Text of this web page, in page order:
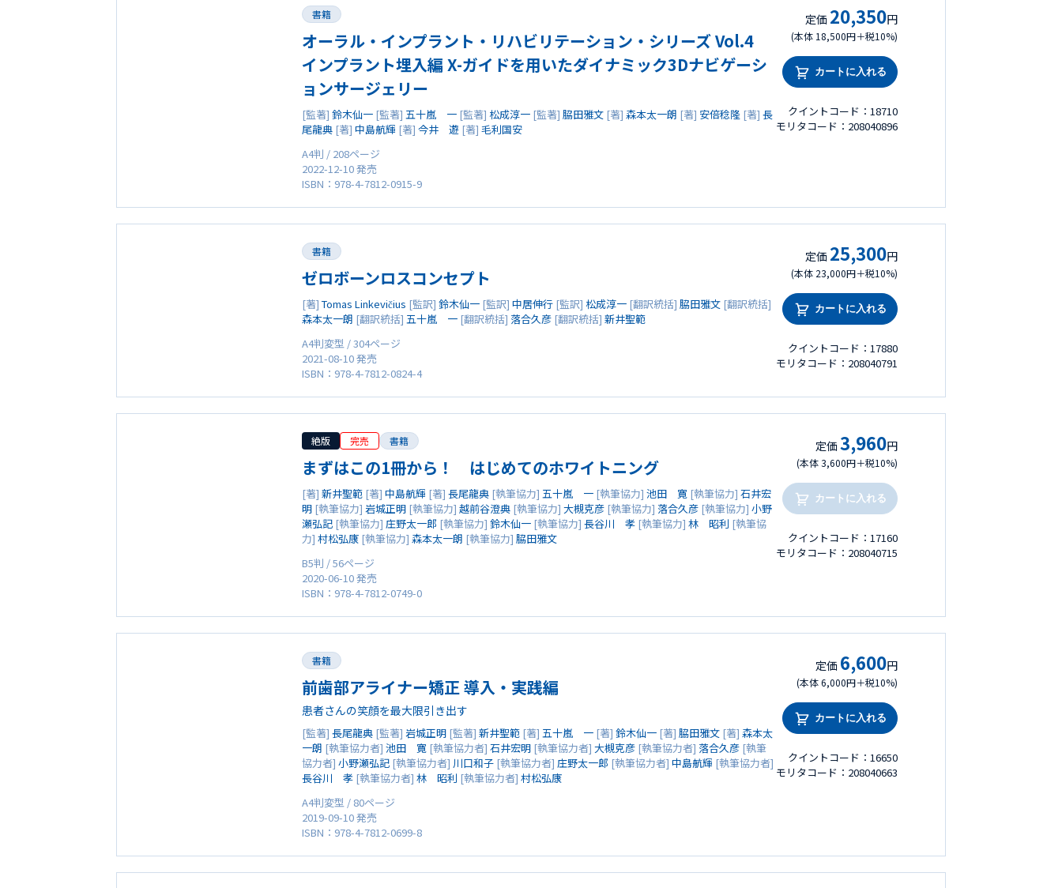
書籍
オーラル・インプラント・リハビリテーション・シリーズ Vol.4
インプラント埋入編 X-ガイドを用いたダイナミック3Dナビゲーシ
ョンサージェリー
[監著] 鈴木仙一 [監著] 五十嵐 一 [監著] 松成淳一 [監著] 脇田雅文 [著] 森本太一朗 [著] 安倍稔隆 [著] 長
尾龍典 [著] 中島航輝 [著] 今井 遊 [著] 毛利国安
A4判 / 208ページ
2022-12-10 発売
ISBN：978-4-7812-0915-9
定価 20,350円
(本体 18,500円＋税10%)
カートに入れる
クイントコード：18710
モリタコード：208040896
書籍
ゼロボーンロスコンセプト
[著] Tomas Linkevičius [監訳] 鈴木仙一 [監訳] 中居伸行 [監訳] 松成淳一 [翻訳統括] 脇田雅文 [翻訳統括]
森本太一朗 [翻訳統括] 五十嵐 一 [翻訳統括] 落合久彦 [翻訳統括] 新井聖範
A4判変型 / 304ページ
2021-08-10 発売
ISBN：978-4-7812-0824-4
定価 25,300円
(本体 23,000円＋税10%)
カートに入れる
クイントコード：17880
モリタコード：208040791
絶版 完売 書籍
まずはこの1冊から！ はじめてのホワイトニング
[著] 新井聖範 [著] 中島航輝 [著] 長尾龍典 [執筆協力] 五十嵐 一 [執筆協力] 池田 寛 [執筆協力] 石井宏
明 [執筆協力] 岩城正明 [執筆協力] 越前谷澄典 [執筆協力] 大槻克彦 [執筆協力] 落合久彦 [執筆協力] 小野
瀬弘記 [執筆協力] 庄野太一郎 [執筆協力] 鈴木仙一 [執筆協力] 長谷川 孝 [執筆協力] 林 昭利 [執筆協
力] 村松弘康 [執筆協力] 森本太一朗 [執筆協力] 脇田雅文
B5判 / 56ページ
2020-06-10 発売
ISBN：978-4-7812-0749-0
定価 3,960円
(本体 3,600円＋税10%)
カートに入れる
クイントコード：17160
モリタコード：208040715
書籍
前歯部アライナー矯正 導入・実践編
患者さんの笑顔を最大限引き出す
[監著] 長尾龍典 [監著] 岩城正明 [監著] 新井聖範 [著] 五十嵐 一 [著] 鈴木仙一 [著] 脇田雅文 [著] 森本太
一朗 [執筆協力者] 池田 寛 [執筆協力者] 石井宏明 [執筆協力者] 大槻克彦 [執筆協力者] 落合久彦 [執筆
協力者] 小野瀬弘記 [執筆協力者] 川口和子 [執筆協力者] 庄野太一郎 [執筆協力者] 中島航輝 [執筆協力者]
長谷川 孝 [執筆協力者] 林 昭利 [執筆協力者] 村松弘康
A4判変型 / 80ページ
2019-09-10 発売
ISBN：978-4-7812-0699-8
定価 6,600円
(本体 6,000円＋税10%)
カートに入れる
クイントコード：16650
モリタコード：208040663